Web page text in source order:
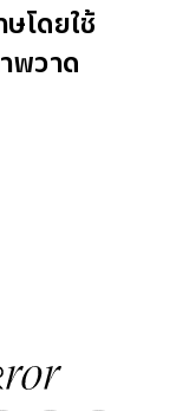
โดยใช้
พวาด